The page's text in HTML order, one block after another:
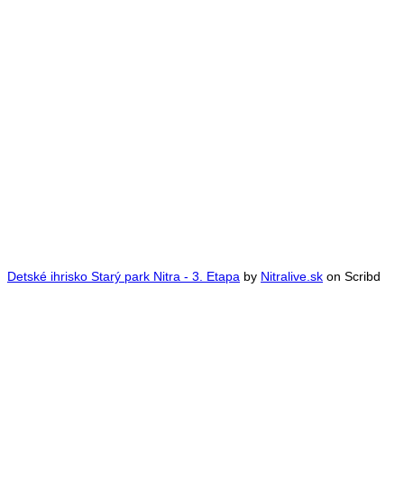
Detské ihrisko Starý park Nitra - 3. Etapa by Nitralive.sk on Scribd